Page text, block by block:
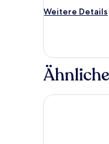
Weitere Details
Weitere
Dreibettzimmer
Hotel Dei